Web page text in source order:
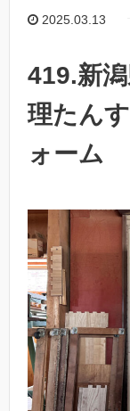
2025.03.13
419.新
理たん
ォーム